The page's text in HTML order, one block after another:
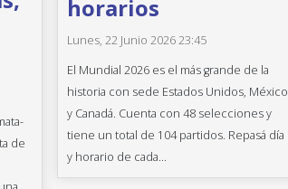
de
horarios
Lunes, 22 Junio 2026 23:45
El Mundial 2026 es el más grande de la
historia con sede Estados Unidos, México
y Canadá. Cuenta con 48 selecciones y
tiene un total de 104 partidos. Repasá día
y horario de cada...